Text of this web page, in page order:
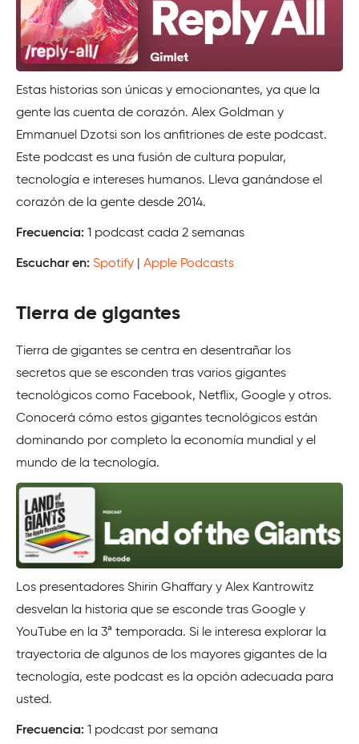
Estas historias son únicas y emocionantes, ya que la
gente las cuenta de corazón. Alex Goldman y
Emmanuel Dzotsi son los anfitriones de este podcast.
Este podcast es una fusión de cultura popular,
tecnología e intereses humanos. Lleva ganándose el
corazón de la gente desde 2014.
Frecuencia: 1 podcast cada 2 semanas
Escuchar en: Spotify Apple Podcasts
Tierra de gigantes
Tierra de gigantes se centra en desentrañar los
secretos que se esconden tras varios gigantes
tecnológicos como Facebook, Netflix, Google y otros.
Conocerá cómo estos gigantes tecnológicos están
dominando por completo la economía mundial y el
mundo de la tecnología.
Los presentadores Shirin Ghaffary y Alex Kantrowitz
desvelan la historia que se esconde tras Google y
YouTube en la 3ª temporada. Si le interesa explorar la
trayectoria de algunos de los mayores gigantes de la
tecnología, este podcast es la opción adecuada para
usted.
Frecuencia: 1 podcast por semana